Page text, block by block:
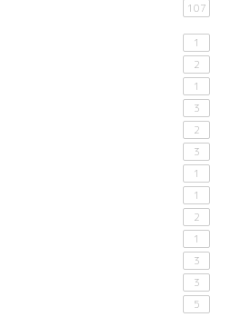
107
1
2
1
3
2
3
1
1
2
1
3
3
5